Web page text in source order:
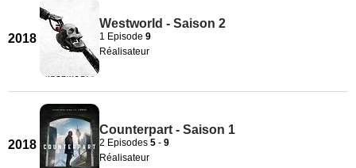
2018
Westworld - Saison 2
1 Episode 9
Réalisateur
2018
Counterpart - Saison 1
2 Episodes 5 - 9
Réalisateur